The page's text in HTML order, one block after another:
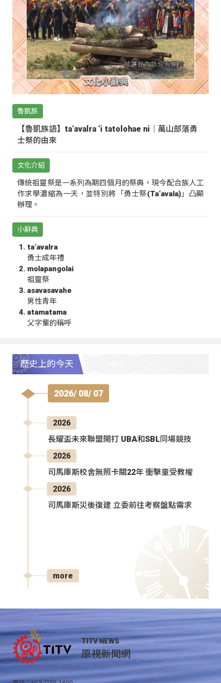
魯凱族
【魯凱族語】ta‘avalra ‘i tatolohae ni｜萬山部落勇
士祭的由來
文化介紹
傳統祖靈祭是一系列為期四個月的祭典，現今配合族人工
作求學濃縮為一天，並特別將「勇士祭(Ta‘avala)」凸顯
辦理。
小辭典
ta‘avalra
勇士成年禮
molapangolai
祖靈祭
asavasavahe
男性青年
atamatama
父字輩的稱呼
歷史上的今天
2026/ 08/ 07
2026
長耀盃未來聯盟開打 UBA和SBL同場競技
2026
司馬庫斯校舍無照卡關22年 衝擊童受教權
2026
司馬庫斯災後復建 立委前往考察盤點需求
more
TITV NEWS
原視新聞網